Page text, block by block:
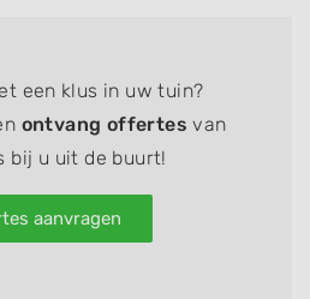
een klus in uw tuin?
ontvang offertes van
bij u uit de buurt!
aanvragen